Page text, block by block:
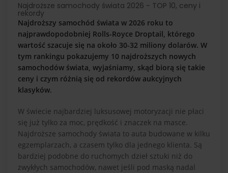
Najdroższe samochody świata 2026 - TOP 10, ceny i
rekordy
Najdroższy samochód świata w 2026 roku to
najprawdopodobniej Rolls-Royce Droptail, którego
wartość szacuje się na około 30-32 miliony dolarów. W
tym rankingu pokazujemy 10 najdroższych nowych
samochodów świata, wyjaśniamy, skąd biorą się takie
ceny i czym różnią się od rekordów aukcyjnych
klasyków.
W świecie najbardziej luksusowej motoryzacji nie płaci
się już tylko za moc, prędkość i znaczek na masce.
Najdroższe samochody świata to auta budowane w kilku
egzemplarzach, a czasem tylko dla jednego klienta. Są
bardziej podobne do ruchomych dzieł sztuki niż do
zwykłych samochodów, nawet jeśli pod maską nadal